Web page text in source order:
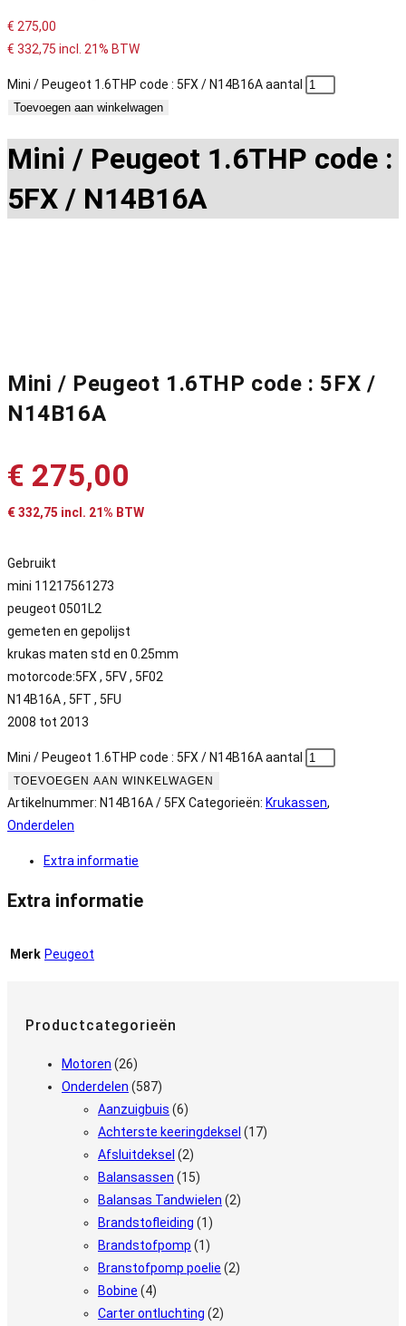
€ 275,00
€ 332,75 incl. 21% BTW
Mini / Peugeot 1.6THP code : 5FX / N14B16A aantal
Toevoegen aan winkelwagen
Mini / Peugeot 1.6THP code :
5FX / N14B16A
Mini / Peugeot 1.6THP code : 5FX /
N14B16A
€ 275,00
€332,75 incl. 21% BTW
Gebruikt
mini 11217561273
peugeot 0501L2
gemeten en gepolijst
krukas maten std en 0.25mm
motorcode:5FX , 5FV , 5F02
N14B16A , 5FT , 5FU
2008 tot 2013
Mini / Peugeot 1.6THP code : 5FX / N14B16A aantal
TOEVOEGEN AAN WINKELWAGEN
Artikelnummer: N14B16A / 5FX Categorieën: Krukassen,
Onderdelen
Extra informatie
Extra informatie
Merk Peugeot
Productcategorieën
Motoren (26)
Onderdelen (587)
Aanzuigbuis (6)
Achterste keeringdeksel (17)
Afsluitdeksel (2)
Balansassen (15)
Balansas Tandwielen (2)
Brandstofleiding (1)
Brandstofpomp (1)
Branstofpomp poelie (2)
Bobine (4)
Carter ontluchting (2)